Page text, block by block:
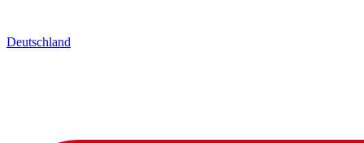
Deutschland